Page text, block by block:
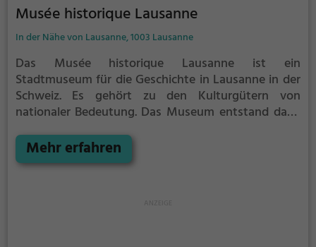
Musée historique Lausanne
In der Nähe von Lausanne, 1003 Lausanne
Das Musée historique Lausanne ist ein
Stadtmuseum für die Geschichte in Lausanne in der
Schweiz. Es gehört zu den Kulturgütern von
nationaler Bedeutung. Das Museum entstand dank
Gruppe Association du Vieux-Lausanne
zusammenfanden, um angesichts der rasanten
Mehr erfahren